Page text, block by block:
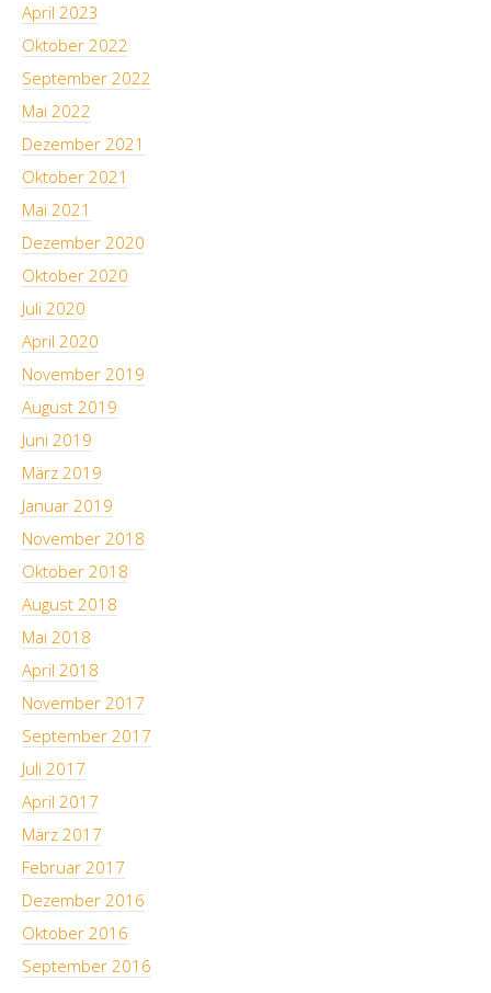
April 2023
Oktober 2022
September 2022
Mai 2022
Dezember 2021
Oktober 2021
Mai 2021
Dezember 2020
Oktober 2020
Juli 2020
April 2020
November 2019
August 2019
Juni 2019
März 2019
Januar 2019
November 2018
Oktober 2018
August 2018
Mai 2018
April 2018
November 2017
September 2017
Juli 2017
April 2017
März 2017
Februar 2017
Dezember 2016
Oktober 2016
September 2016